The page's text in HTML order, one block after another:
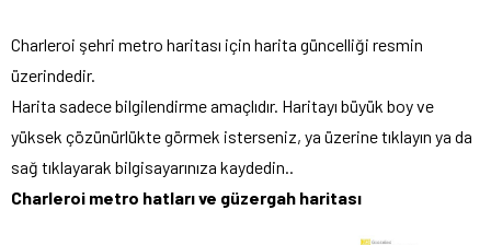
Charleroi şehri metro haritası için harita güncelliği resmin
üzerindedir.
Harita sadece bilgilendirme amaçlıdır. Haritayı büyük boy ve
yüksek çözünürlükte görmek isterseniz, ya üzerine tıklayın ya da
sağ tıklayarak bilgisayarınıza kaydedin..
Charleroi metro hatları ve güzergah haritası